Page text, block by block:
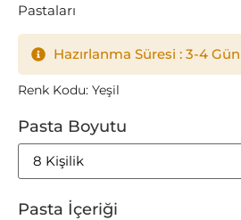
Pastaları
Hazırlanma Süresi : 3-4 Gün
Renk Kodu: Yeşil
Pasta Boyutu
Pasta İçeriği